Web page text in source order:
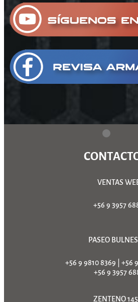
VENTAS
+56 9 3957
PASEO
+56 9 9810 8369
+56
+56 9 3957
ZENTENO